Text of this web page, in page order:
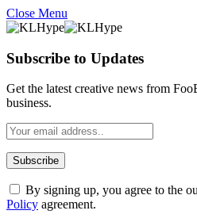
Close Menu
Subscribe to Updates
Get the latest creative news from
business.
By signing up, you agree to the
Policy agreement.